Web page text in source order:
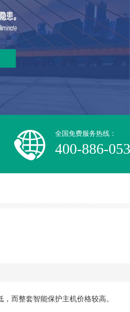
全国免费服务热线：
400-886-
而整套智能保护主机价格较高。